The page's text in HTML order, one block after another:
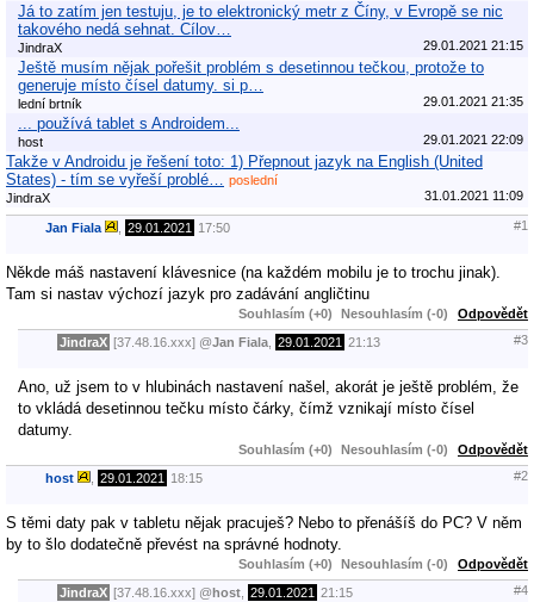
Já to zatím jen testuju, je to elektronický metr z Číny, v Evropě se nic
takového nedá sehnat. Cílov…
JindraX 29.01.2021 21:15
Ještě musím nějak pořešit problém s desetinnou tečkou, protože to
generuje místo čísel datumy. si p…
lední brtník 29.01.2021 21:35
... používá tablet s Androidem...
host 29.01.2021 22:09
Takže v Androidu je řešení toto: 1) Přepnout jazyk na English (United
States) - tím se vyřeší problé…
poslední
JindraX
31.01.2021 11:09
Jan Fiala 29.01.2021 17:50 #1
Někde máš nastavení klávesnice (na každém mobilu je to trochu jinak).
Tam si nastav výchozí jazyk pro zadávání angličtinu
Souhlasím (+0) Nesouhlasím (-0) Odpovědět
JindraX [37.48.16.xxx] @Jan Fiala 29.01.2021 21:13 #3
Ano, už jsem to v hlubinách nastavení našel, akorát je ještě problém, že
to vkládá desetinnou tečku místo čárky, čímž vznikají místo čísel
datumy.
Souhlasím (+0) Nesouhlasím (-0) Odpovědět
host 29.01.2021 18:15 #2
S těmi daty pak v tabletu nějak pracuješ? Nebo to přenášíš do PC? V něm
by to šlo dodatečně převést na správné hodnoty.
Souhlasím (+0) Nesouhlasím (-0) Odpovědět
JindraX [37.48.16.xxx] @host 29.01.2021 21:15 #4